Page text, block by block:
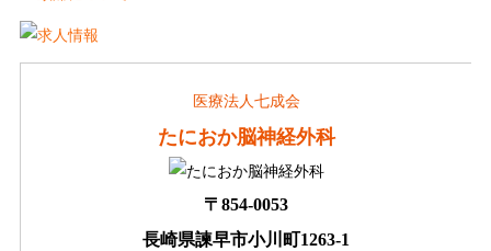
医療法人七成会
たにおか脳神経外科
〒854-0053
長崎県諫早市小川町1263-1